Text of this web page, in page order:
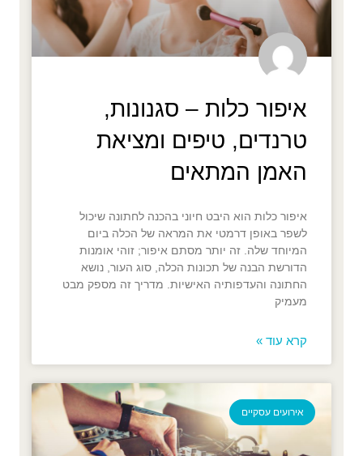
איפור כלות – סגנונות,
טרנדים, טיפים ומציאת
האמן המתאים
איפור כלות הוא היבט חיוני בהכנה לחתונה שיכול
לשפר באופן דרמטי את המראה של הכלה ביום
המיוחד שלה. זה יותר מסתם איפור; זוהי אומנות
הדורשת הבנה של תכונות הכלה, סוג העור, נושא
החתונה והעדפותיה האישיות. מדריך זה מספק מבט
מעמיק
קרא עוד »
אירועים עסקיים